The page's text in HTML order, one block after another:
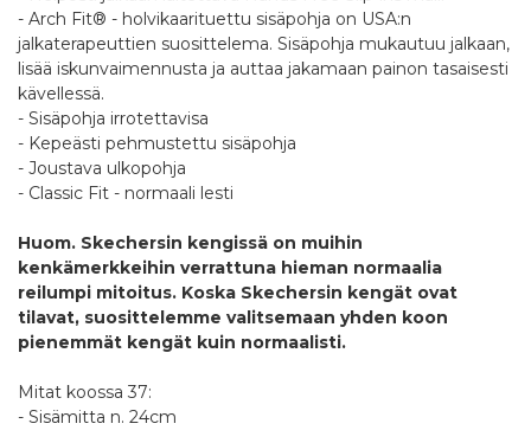
- Arch Fit® - holvikaarituettu sisäpohja on USA:n
jalkaterapeuttien suosittelema. Sisäpohja mukautuu jalkaan,
lisää iskunvaimennusta ja auttaa jakamaan painon tasaisesti
kävellessä.
- Sisäpohja irrotettavisa
- Kepeästi pehmustettu sisäpohja
- Joustava ulkopohja
- Classic Fit - normaali lesti
Huom. Skechersin kengissä on muihin
kenkämerkkeihin verrattuna hieman normaalia
reilumpi mitoitus. Koska Skechersin kengät ovat
tilavat, suosittelemme valitsemaan yhden koon
pienemmät kengät kuin normaalisti.
Mitat koossa 37:
- Sisämitta n. 24cm